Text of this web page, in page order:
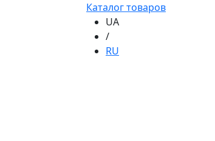
Каталог товаров
UA
/
RU